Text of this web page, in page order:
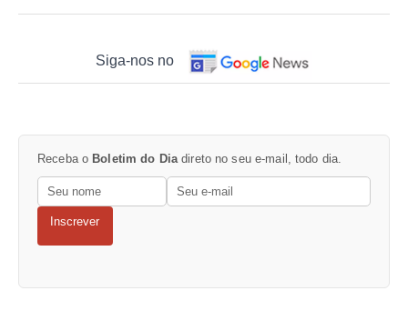
Siga-nos no
Receba o Boletim do Diadireto no seu e-mail, todo dia.
Inscrever